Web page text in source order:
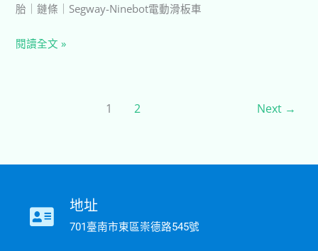
胎｜鏈條｜Segway-Ninebot電動滑板車
閱讀全文 »
1 2 Next →
地址
701臺南市東區崇德路545號